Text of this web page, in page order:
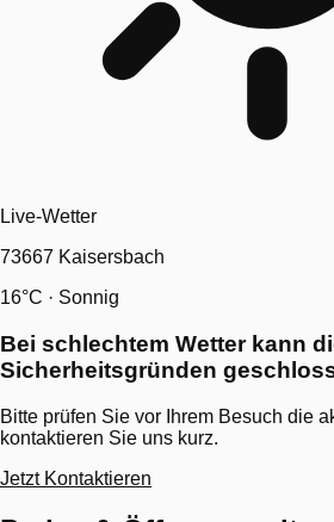
Live-Wetter
73667 Kaisersbach
16°C · Sonnig
Bei schlechtem Wetter kann
Sicherheitsgründen
Bitte prüfen Sie vor Ihrem Besuch die
kontaktieren Sie uns kurz.
Jetzt Kontaktieren